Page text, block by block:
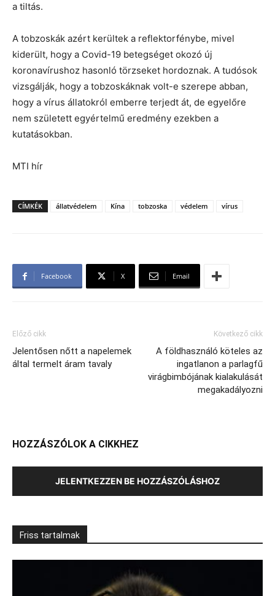
a tiltás.
A tobzoskák azért kerültek a reflektorfénybe, mivel
kiderült, hogy a Covid-19 betegséget okozó új
koronavírushoz hasonló törzseket hordoznak. A tudósok
vizsgálják, hogy a tobzoskáknak volt-e szerepe abban,
hogy a vírus állatokról emberre terjedt át, de egyelőre
nem született egyértelmű eredmény ezekben a
kutatásokban.
MTI hír
CÍMKÉK állatvédelem Kína tobzoska védelem vírus
Facebook X Email
Előző cikk
Jelentősen nőtt a napelemek
által termelt áram tavaly
Következő cikk
A földhasználó köteles az
ingatlanon a parlagfű
virágbimbójának kialakulását
megakadályozni
HOZZÁSZÓLOK A CIKKHEZ
JELENTKEZZEN BE HOZZÁSZÓLÁSHOZ
Friss tartalmak